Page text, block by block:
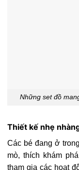
Những set đồ
Thiết kế nhẹ
Các bé đang ở
mò, thích khám
tham gia các hoạt